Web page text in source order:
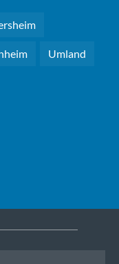
Umland